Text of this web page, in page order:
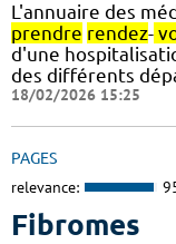
L'annuaire des
prendre rendez-
d'une
des différents
18/02/2026 15:25
PAGES
relevance:
Fibromes